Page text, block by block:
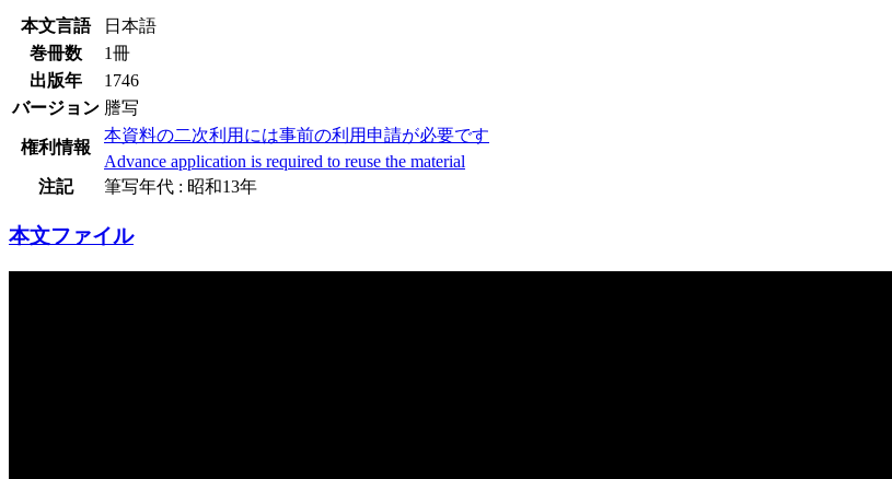
本文言語
日本語
巻冊数
1冊
出版年
1746
バージョン 謄写
権利情報
本資料の二次利用には事前の利用申請が必要です
Advance application is required to reuse the material
注記
筆写年代 : 昭和13年
本文ファイル